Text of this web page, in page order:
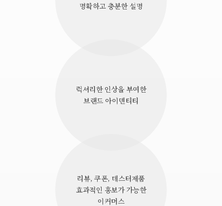
명확하고 충분한 설명
럭셔리한 인상을 부여한
브랜드 아이덴티티
리뷰, 쿠폰, 테스터제품
효과적인 홍보가 가능한
이커머스